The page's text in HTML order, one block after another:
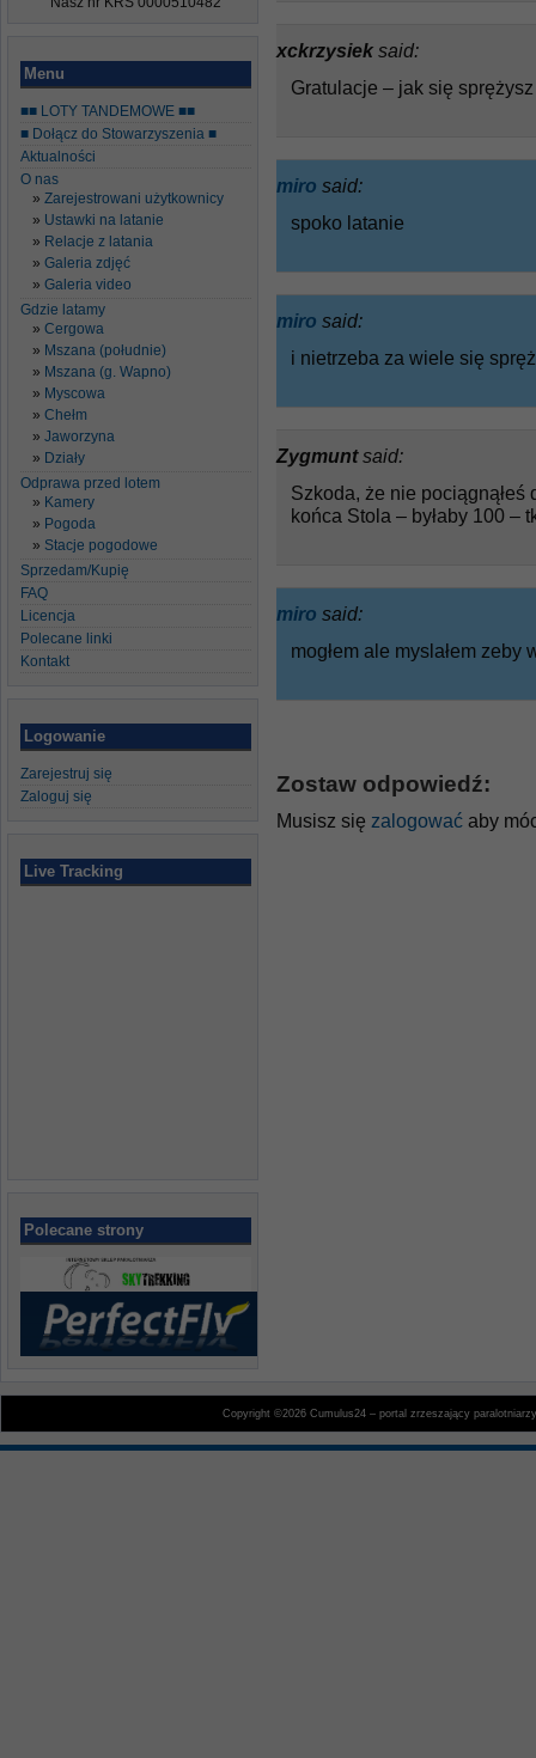
Menu
■■ LOTY TANDEMOWE ■■
■ Dołącz do Stowarzyszenia ■
Aktualności
O nas
Zarejestrowani użytkownicy
Ustawki na latanie
Relacje z latania
Galeria zdjęć
Galeria video
Gdzie latamy
Cergowa
Mszana (południe)
Mszana (g. Wapno)
Myscowa
Chełm
Jaworzyna
Działy
Odprawa przed lotem
Kamery
Pogoda
Stacje pogodowe
Sprzedam/Kupię
FAQ
Licencja
Polecane linki
Kontakt
Logowanie
Zarejestruj się
Zaloguj się
Live Tracking
Polecane strony
xckrzysiek said:
Gratulacje – jak się
miro said:
spoko latanie
miro said:
i nietrzeba za wiele się
Zygmuntsaid:
Szkoda, że nie
końca Stola – byłaby 100 –
miro said:
mogłem ale myslałem zeby
Zostaw odpowiedź:
Musisz się zalogować aby
Copyright ©2026 Cumulus24 – portal zrzeszający